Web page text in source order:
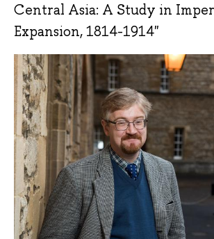
Central Asia: A Study in
Expansion, 1814-1914"